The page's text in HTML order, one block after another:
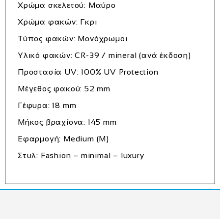
Χρώμα σκελετού: Μαύρο
Χρώμα φακών: Γκρι
Τύπος φακών: Μονόχρωμοι
Υλικό φακών: CR-39 / mineral (ανά έκδοση)
Προστασία UV: 100% UV Protection
Μέγεθος φακού: 52 mm
Γέφυρα: 18 mm
Μήκος βραχίονα: 145 mm
Εφαρμογή: Medium (M)
Στυλ: Fashion – minimal – luxury